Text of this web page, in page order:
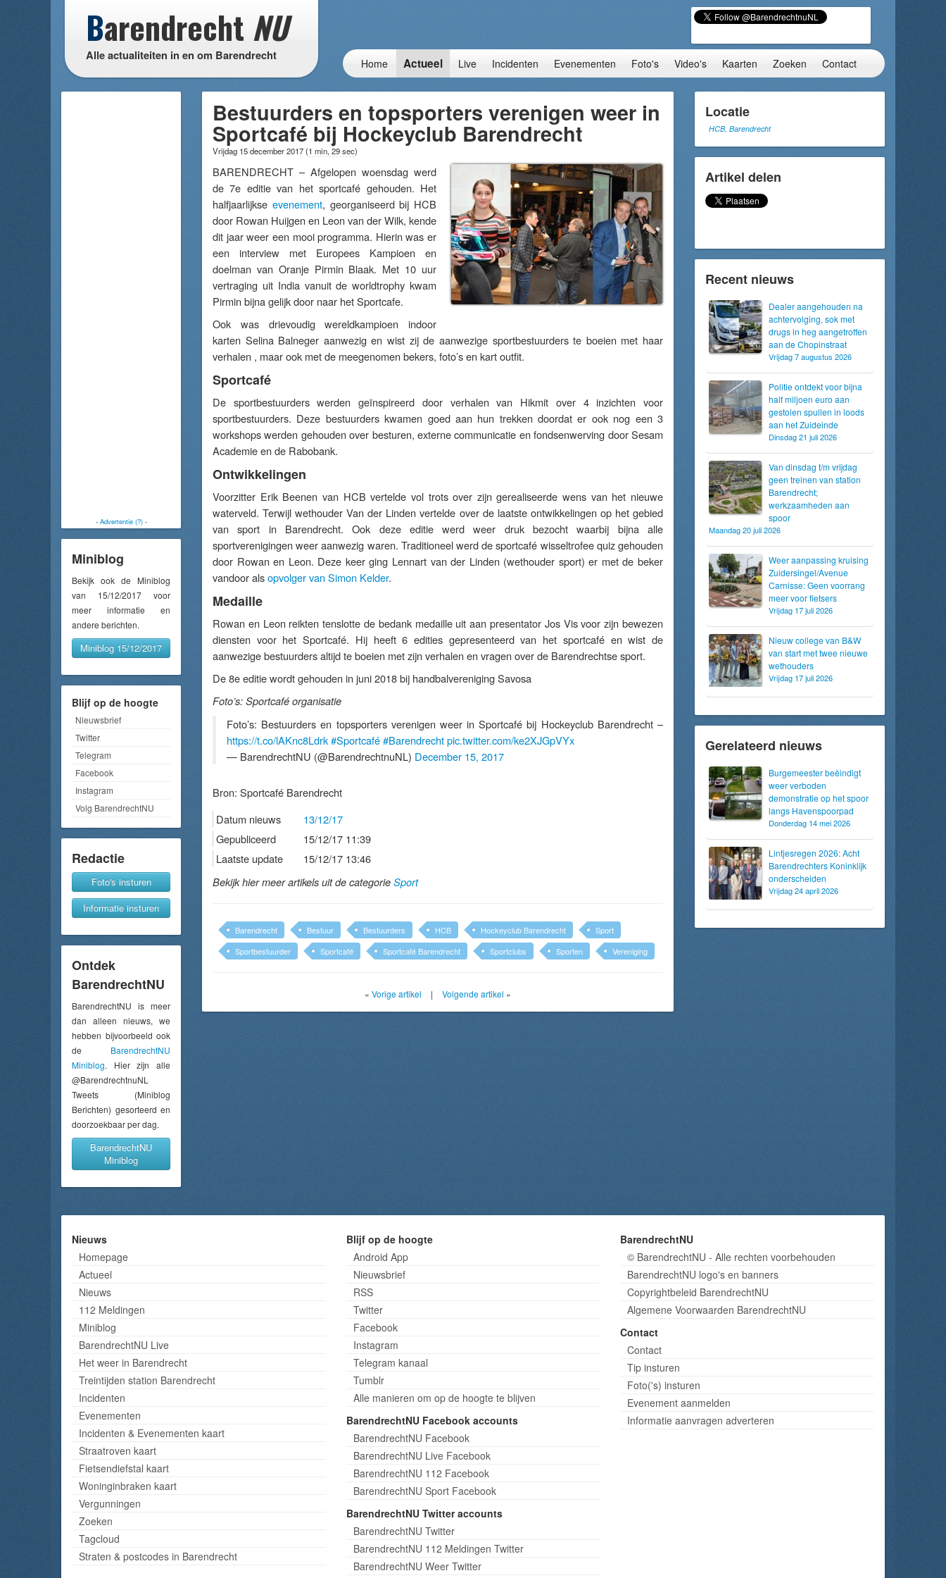
Barendrecht NU
Alle actualiteiten in en om Barendrecht
Home Actueel Live Incidenten Evenementen Foto's Video's Kaarten Zoeken Contact
- Advertentie (?)-
Miniblog
Bekijk ook de Miniblog
van 15/12/2017 voor
meer informatie en
andere berichten.
Miniblog 15/12/2017
Blijf op de hoogte
Nieuwsbrief
Twitter
Telegram
Facebook
Instagram
Volg BarendrechtNU
Redactie
Foto's insturen
Informatie insturen
Ontdek
BarendrechtNU
BarendrechtNU is meer
dan alleen nieuws, we
hebben bijvoorbeeld ook
de BarendrechtNU
Miniblog. Hier zijn alle
@BarendrechtnuNL
Tweets (Miniblog
Berichten) gesorteerd en
doorzoekbaar per dag.
BarendrechtNU
Miniblog
Bestuurders en topsporters verenigen weer in
Sportcafé bij Hockeyclub Barendrecht
Vrijdag 15 december 2017(1 min, 29 sec)
BARENDRECHT – Afgelopen woensdag werd
de 7e editie van het sportcafé gehouden. Het
halfjaarlijkse evenement, georganiseerd bij HCB
door Rowan Huijgen en Leon van der Wilk, kende
dit jaar weer een mooi programma. Hierin was er
een interview met Europees Kampioen en
doelman van Oranje Pirmin Blaak. Met 10 uur
vertraging uit India vanuit de worldtrophy kwam
Pirmin bijna gelijk door naar het Sportcafe.
Ook was drievoudig wereldkampioen indoor
karten Selina Balneger aanwezig en wist zij de aanwezige sportbestuurders te boeien met haar
verhalen , maar ook met de meegenomen bekers, foto’s en kart outfit.
Sportcafé
De sportbestuurders werden geïnspireerd door verhalen van Hikmit over 4 inzichten voor
sportbestuurders. Deze bestuurders kwamen goed aan hun trekken doordat er ook nog een 3
workshops werden gehouden over besturen, externe communicatie en fondsenwerving door Sesam
Academie en de Rabobank.
Ontwikkelingen
Voorzitter Erik Beenen van HCB vertelde vol trots over zijn gerealiseerde wens van het nieuwe
waterveld. Terwijl wethouder Van der Linden vertelde over de laatste ontwikkelingen op het gebied
van sport in Barendrecht. Ook deze editie werd weer druk bezocht waarbij bijna alle
sportverenigingen weer aanwezig waren. Traditioneel werd de sportcafé wisseltrofee quiz gehouden
door Rowan en Leon. Deze keer ging Lennart van der Linden (wethouder sport) er met de beker
vandoor alsopvolger van Simon Kelder.
Medaille
Rowan en Leon reikten tenslotte de bedank medaille uit aan presentator Jos Vis voor zijn bewezen
diensten voor het Sportcafé. Hij heeft 6 edities gepresenteerd van het sportcafé en wist de
aanwezige bestuurders altijd te boeien met zijn verhalen en vragen over de Barendrechtse sport.
De 8e editie wordt gehouden in juni 2018 bij handbalvereniging Savosa
Foto’s: Sportcafé organisatie
Foto’s: Bestuurders en topsporters verenigen weer in Sportcafé bij Hockeyclub Barendrecht –
https://t.co/lAKnc8Ldrk#Sportcafé#Barendrechtpic.twitter.com/ke2XJGpVYx
— BarendrechtNU (@BarendrechtnuNL) December 15, 2017
Bron: Sportcafé Barendrecht
Datum nieuws
13/12/17
Gepubliceerd
15/12/17 11:39
Laatste update
15/12/17 13:46
Bekijk hier meer artikels uit de categorie Sport
Barendrecht Bestuur Bestuurders HCB Hockeyclub Barendrecht
Sport
Sportbestuurder
Sportcafé Sportcafé Barendrecht Sportclubs Sporten Vereniging
« Vorige artikel | Volgende artikel »
Locatie
HCB, Barendrecht
Artikel delen
Recent nieuws
Dealer aangehouden na
achtervolging, sok met
drugs in heg aangetroffen
aan de Chopinstraat
Vrijdag 7 augustus 2026
Politie ontdekt voor bijna
half miljoen euro aan
gestolen spullen in loods
aan het Zuideinde
Dinsdag 21 juli 2026
Van dinsdag t/m vrijdag
geen treinen van station
Barendrecht;
werkzaamheden aan
spoor
Maandag 20 juli 2026
Weer aanpassing kruising
Zuidersingel/Avenue
Carnisse: Geen voorrang
meer voor fietsers
Vrijdag 17 juli 2026
Nieuw college van B&W
van start met twee nieuwe
wethouders
Vrijdag 17 juli 2026
Gerelateerd nieuws
Burgemeester beëindigt
weer verboden
demonstratie op het spoor
langs Havenspoorpad
Donderdag 14 mei 2026
Lintjesregen 2026: Acht
Barendrechters Koninklijk
onderscheiden
Vrijdag 24 april 2026
Nieuws
Homepage
Actueel
Nieuws
112 Meldingen
Miniblog
BarendrechtNU Live
Het weer in Barendrecht
Treintijden station Barendrecht
Incidenten
Evenementen
Incidenten & Evenementen kaart
Straatroven kaart
Fietsendiefstal kaart
Woninginbraken kaart
Vergunningen
Zoeken
Tagcloud
Straten & postcodes in Barendrecht
Blijf op de hoogte
Android App
Nieuwsbrief
RSS
Twitter
Facebook
Instagram
Telegram kanaal
Tumblr
Alle manieren om op de hoogte te blijven
BarendrechtNU Facebook accounts
BarendrechtNU Facebook
BarendrechtNU Live Facebook
BarendrechtNU 112 Facebook
BarendrechtNU Sport Facebook
BarendrechtNU Twitter accounts
BarendrechtNU Twitter
BarendrechtNU 112 Meldingen Twitter
BarendrechtNU Weer Twitter
BarendrechtNU
© BarendrechtNU - Alle rechten voorbehouden
BarendrechtNU logo's en banners
Copyrightbeleid BarendrechtNU
Algemene Voorwaarden BarendrechtNU
Contact
Contact
Tip insturen
Foto('s) insturen
Evenement aanmelden
Informatie aanvragen adverteren